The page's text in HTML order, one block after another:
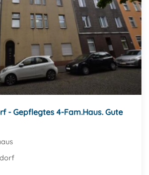
- Gepflegtes 4-Fam.Haus. Gute